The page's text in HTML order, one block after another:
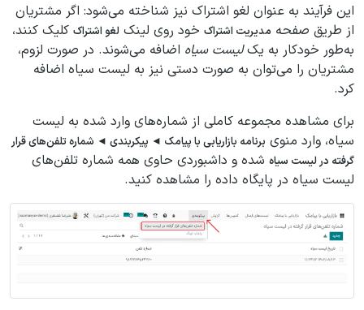
این فرآیند به عنوان لغو اشتراک نیز شناخته می‌شود: اگر مشتریان
از طریق صفحه مدیریت اشتراک خود روی لینک لغو اشتراک کلیک کنند،
به‌طور خودکار به یکلیست سیاه اضافه می‌شوند. در صورت لزوم،
مشتریان را می‌توان به صورت دستی نیز به لیست سیاه اضافه
کرد.
برای مشاهده مجموعه کاملی از شماره‌های وارد شده به لیست
سیاه، وارد منوی برنامه بازاریابی با پیامک ◄ پیکربندی ◄ شماره تلفن‌های قرار
گرفته در لیست سیاه شده و داشبوردی حاوی همه شماره تلفن‌های
لیست سیاه در پایگاه داده را مشاهده کنید.